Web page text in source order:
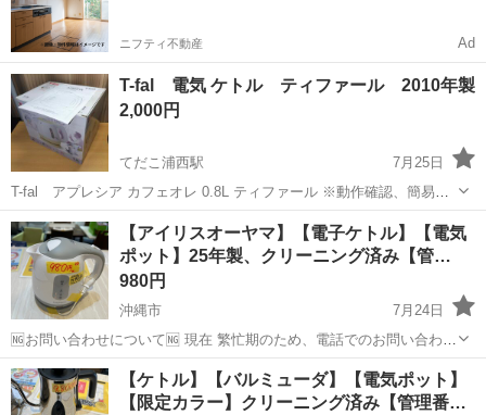
ニフティ不動産 Ad
T-fal 電気 ケトル ティファール 2010年製
2,000円
てだこ浦西駅
7月25日
T-fal アプレシア カフェオレ 0.8L ティファール ※動作確認、簡易清
掃、済みです。 宜野湾市我如古1-22-9 へ 早めに引取りに来れる方が優
先になります。🙏 お気軽にお問い合わせ下さい。
沖縄 宜野湾市 てだこ浦西駅 キッチン家電
ティファール
【アイリスオーヤマ】【電子ケトル】【電気
ポット】25年製、クリーニング済み【管…
980円
沖縄市
7月24日
🆖お問い合わせについて🆖 現在 繁忙期のため、電話でのお問い合わせ
はお控えください。 ❌⚠お取り置き不可⚠❌ ご来店いただき、全額決
済していただいたお客様を優先としております。 お取り置き、保管は
対応ができません。 ...
沖縄 沖縄市 キッチン家電
【ケトル】【バルミューダ】【電気ポット】
【限定カラー】クリーニング済み【管理番…